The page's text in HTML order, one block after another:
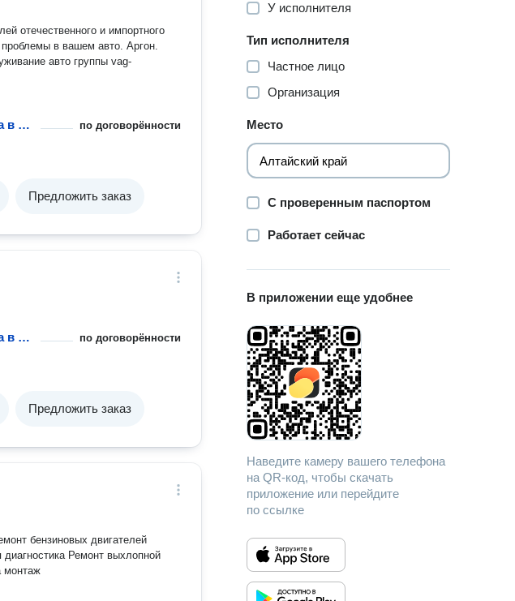
отечественного и импортного
в вашем авто. Аргон.
авто группы vag-
Ремонт стеклоподъемника в автомобиле по договорённости
Предложить заказ
Ремонт стеклоподъемника в автомобиле по договорённости
Предложить заказ
бензиновых двигателей
Ремонт выхлопной
монтаж
У исполнителя
Тип исполнителя
Частное лицо
Организация
Место
С проверенным паспортом
Работает сейчас
В приложении еще удобнее
Наведите камеру вашего телефона
на QR-код, чтобы скачать
приложение или перейдите
по ссылке